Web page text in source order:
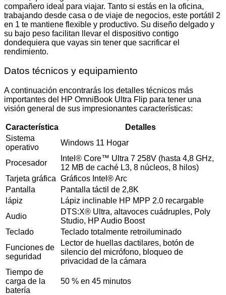
compañero ideal para viajar. Tanto si estás en la oficina,
trabajando desde casa o de viaje de negocios, este portátil 2
en 1 te mantiene flexible y productivo. Su diseño delgado y
su bajo peso facilitan llevar el dispositivo contigo
dondequiera que vayas sin tener que sacrificar el
rendimiento.
Datos técnicos y equipamiento
A continuación encontrarás los detalles técnicos más
importantes del HP OmniBook Ultra Flip para tener una
visión general de sus impresionantes características:
Característica
Detalles
Sistema
operativo
Windows 11 Hogar
Procesador
Intel® Core™ Ultra 7 258V (hasta 4,8 GHz,
12 MB de caché L3, 8 núcleos, 8 hilos)
Tarjeta gráfica Gráficos Intel® Arc
Pantalla
Pantalla táctil de 2,8K
lápiz
Lápiz inclinable HP MPP 2.0 recargable
Audio
DTS:X® Ultra, altavoces cuádruples, Poly
Studio, HP Audio Boost
Teclado
Teclado totalmente retroiluminado
Funciones de
seguridad
Lector de huellas dactilares, botón de
silencio del micrófono, bloqueo de
privacidad de la cámara
Tiempo de
carga de la
batería
50 % en 45 minutos